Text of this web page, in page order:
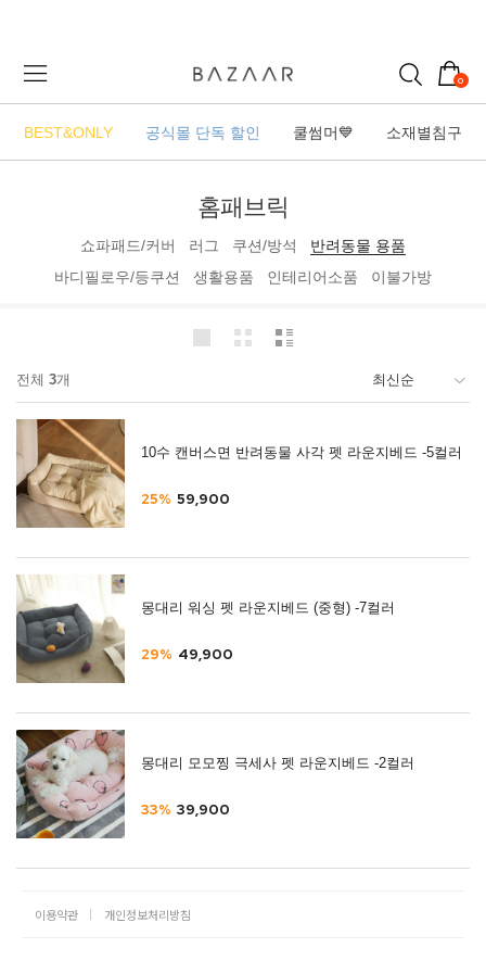
0
BEST&ONLY 공식몰 단독 할인 쿨썸머💙 소재별침구
홈패브릭
쇼파패드/커버 러그 쿠션/방석
반려동물 용품
바디필로우/등쿠션
생활용품 인테리어소품 이불가방
전체 3개
10수 캔버스면 반려동물 사각 펫 라운지베드 -5컬러
25% 59,900
몽대리 워싱 펫 라운지베드 (중형) -7컬러
29% 49,900
몽대리 모모찡 극세사 펫 라운지베드 -2컬러
33% 39,900
이용약관 개인정보처리방침